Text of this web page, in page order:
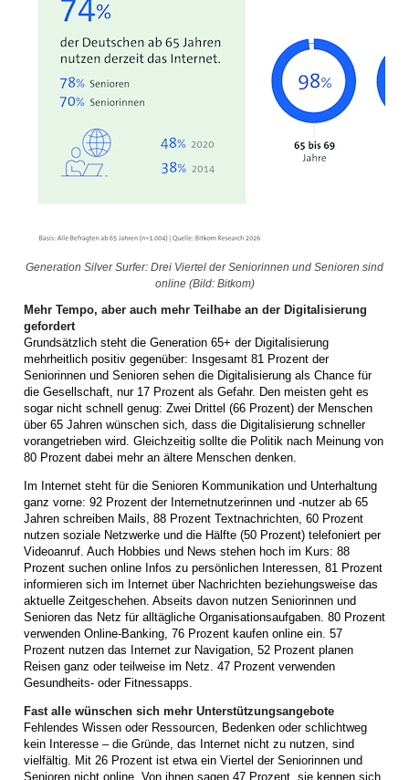
Generation Silver Surfer: Drei Viertel der Seniorinnen und Senioren sind
online (Bild: Bitkom)
Mehr Tempo, aber auch mehr Teilhabe an der Digitalisierung
gefordert
Grundsätzlich steht die Generation 65+ der Digitalisierung
mehrheitlich positiv gegenüber: Insgesamt 81 Prozent der
Seniorinnen und Senioren sehen die Digitalisierung als Chance für
die Gesellschaft, nur 17 Prozent als Gefahr. Den meisten geht es
sogar nicht schnell genug: Zwei Drittel (66 Prozent) der Menschen
über 65 Jahren wünschen sich, dass die Digitalisierung schneller
vorangetrieben wird. Gleichzeitig sollte die Politik nach Meinung von
80 Prozent dabei mehr an ältere Menschen denken.
Im Internet steht für die Senioren Kommunikation und Unterhaltung
ganz vorne: 92 Prozent der Internetnutzerinnen und -nutzer ab 65
Jahren schreiben Mails, 88 Prozent Textnachrichten, 60 Prozent
nutzen soziale Netzwerke und die Hälfte (50 Prozent) telefoniert per
Videoanruf. Auch Hobbies und News stehen hoch im Kurs: 88
Prozent suchen online Infos zu persönlichen Interessen, 81 Prozent
informieren sich im Internet über Nachrichten beziehungsweise das
aktuelle Zeitgeschehen. Abseits davon nutzen Seniorinnen und
Senioren das Netz für alltägliche Organisationsaufgaben. 80 Prozent
verwenden Online-Banking, 76 Prozent kaufen online ein. 57
Prozent nutzen das Internet zur Navigation, 52 Prozent planen
Reisen ganz oder teilweise im Netz. 47 Prozent verwenden
Gesundheits- oder Fitnessapps.
Fast alle wünschen sich mehr Unterstützungsangebote
Fehlendes Wissen oder Ressourcen, Bedenken oder schlichtweg
kein Interesse – die Gründe, das Internet nicht zu nutzen, sind
vielfältig. Mit 26 Prozent ist etwa ein Viertel der Seniorinnen und
Senioren nicht online. Von ihnen sagen 47 Prozent, sie kennen sich